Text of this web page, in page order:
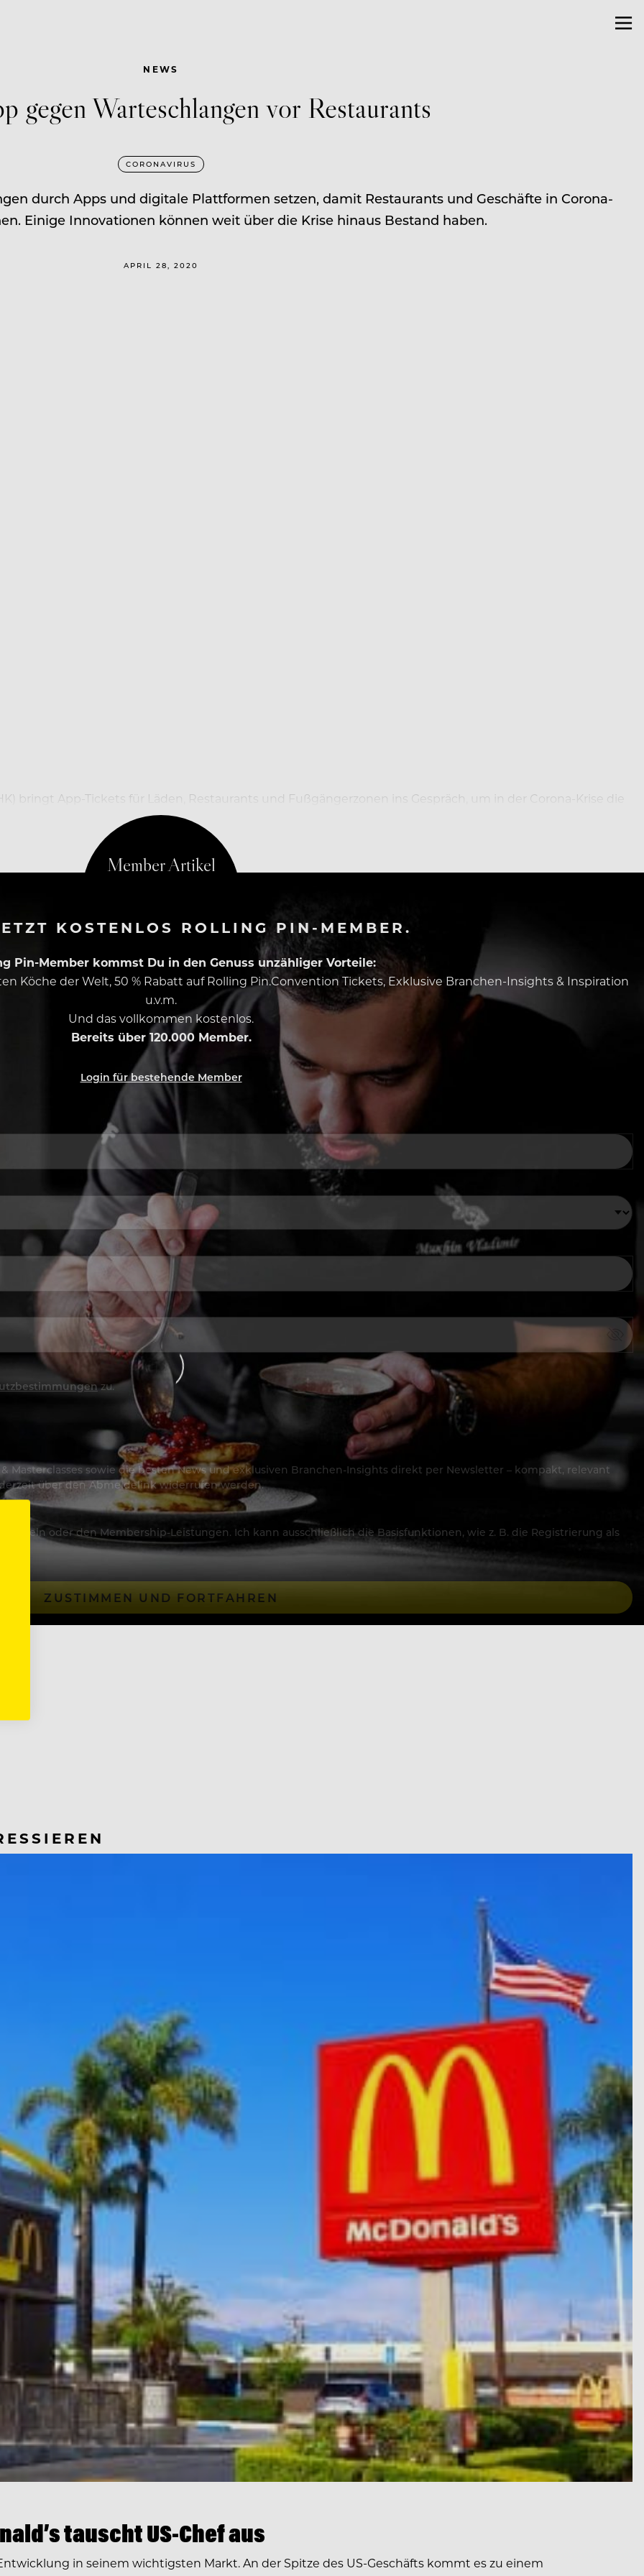
NEWS
gegen Warteschlangen vor Restaurants
CORONAVIRUS
durch Apps und digitale Plattformen setzen, damit Restaurants und Geschäfte in Corona-
Einige Innovationen können weit über die Krise hinaus Bestand haben.
APRIL 28, 2020
bringt App-Tickets für Läden, Restaurants und Fußgängerzonen ins Gespräch, um in der Corona-Krise die
KOSTENLOS ROLLING PIN-MEMBER.
Pin-Member kommst Du in den Genuss unzähliger Vorteile:
Köche der Welt, 50 % Rabatt auf Rolling Pin.Convention Tickets, Exklusive Branchen-Insights & Inspiration
u.v.m.
Und das vollkommen kostenlos.
Bereits über 120.000 Member.
Login für bestehende Member
zu.
Masterclasses sowie die besten News und exklusiven Branchen-Insights direkt per Newsletter – kompakt, relevant
über den Abmeldelink widerrufen werden.
Artikeln oder den Membership-Leistungen. Ich kann ausschließlich die Basisfunktionen, wie z. B. die Registrierung als
ZUSTIMMEN UND FORTFAHREN
tauscht US-Chef aus
in seinem wichtigsten Markt. An der Spitze des US-Geschäfts kommt es zu einem